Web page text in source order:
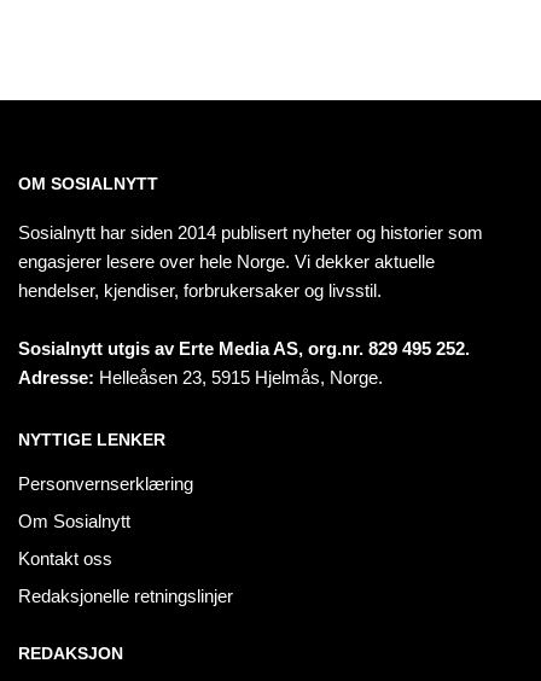
OM SOSIALNYTT
Sosialnytt har siden 2014 publisert nyheter og historier som
engasjerer lesere over hele Norge. Vi dekker aktuelle
hendelser, kjendiser, forbrukersaker og livsstil.
Sosialnytt utgis av Erte Media AS, org.nr. 829 495 252.
Adresse: Helleåsen 23, 5915 Hjelmås, Norge.
NYTTIGE LENKER
Personvernserklæring
Om Sosialnytt
Kontakt oss
Redaksjonelle retningslinjer
REDAKSJON